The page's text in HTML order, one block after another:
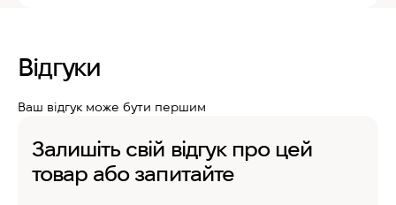
Відгуки
Ваш відгук може бути першим
Залишіть свій відгук про цей
товар або запитайте